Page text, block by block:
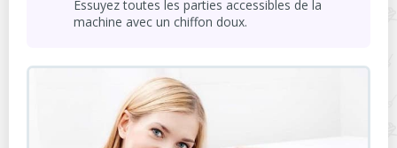
Essuyez toutes les parties accessibles de la
machine avec un chiffon doux.